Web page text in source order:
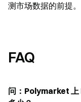
测市场数据的前提。
FAQ
问：Polymarket 上